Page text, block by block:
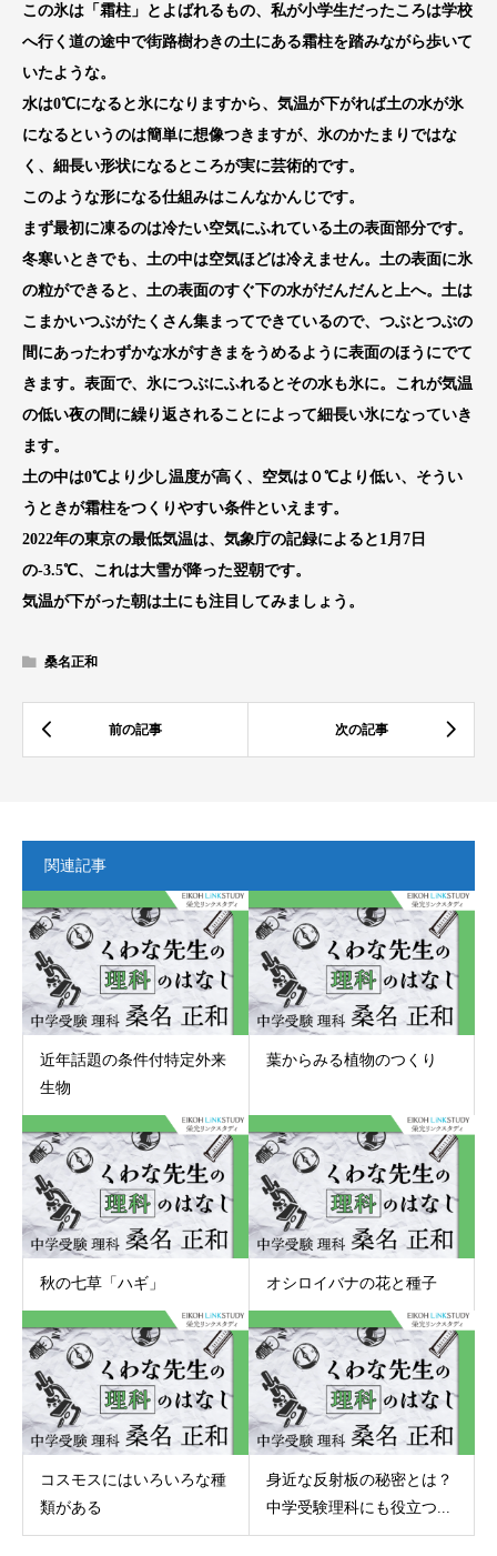
この氷は「霜柱」とよばれるもの、私が小学生だったころは学校
へ行く道の途中で街路樹わきの土にある霜柱を踏みながら歩いて
いたような。
水は0℃になると氷になりますから、気温が下がれば土の水が氷
になるというのは簡単に想像つきますが、氷のかたまりではな
く、細長い形状になるところが実に芸術的です。
このような形になる仕組みはこんなかんじです。
まず最初に凍るのは冷たい空気にふれている土の表面部分です。
冬寒いときでも、土の中は空気ほどは冷えません。土の表面に氷
の粒ができると、土の表面のすぐ下の水がだんだんと上へ。土は
こまかいつぶがたくさん集まってできているので、つぶとつぶの
間にあったわずかな水がすきまをうめるように表面のほうにでて
きます。表面で、氷につぶにふれるとその水も氷に。これが気温
の低い夜の間に繰り返されることによって細長い氷になっていき
ます。
土の中は0℃より少し温度が高く、空気は０℃より低い、そうい
うときが霜柱をつくりやすい条件といえます。
2022年の東京の最低気温は、気象庁の記録によると1月7日
の-3.5℃、これは大雪が降った翌朝です。
気温が下がった朝は土にも注目してみましょう。
桑名正和
関連記事
近年話題の条件付特定外来
生物
葉からみる植物のつくり
秋の七草「ハギ」 オシロイバナの花と種子
コスモスにはいろいろな種
類がある
身近な反射板の秘密とは？
中学受験理科にも役立つ...